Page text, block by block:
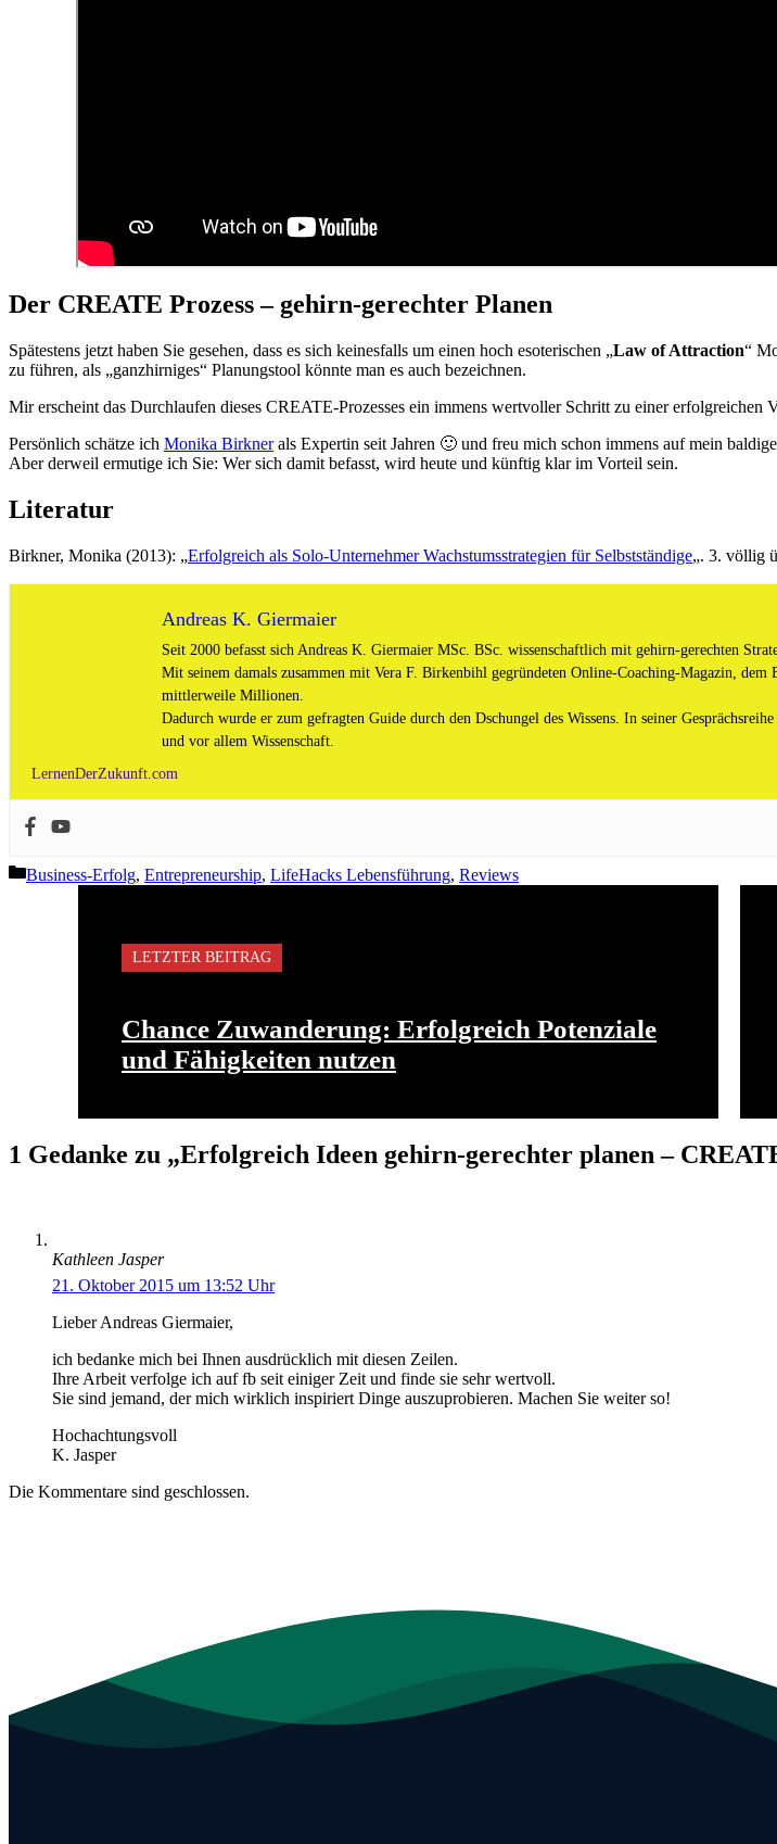
Der CREATE Prozess – gehirn-gerechter Planen
Spätestens jetzt haben Sie gesehen, dass es sich keinesfalls um einen hoch esoterischen „Law of Attraction“
zu führen, als „ganzhirniges“ Planungstool könnte man es auch bezeichnen.
Mir erscheint das Durchlaufen dieses CREATE-Prozesses ein immens wertvoller Schritt zu einer erfolgreichen
Persönlich schätze ich Monika Birknerals Expertin seit Jahren 🙂 und freu mich schon immens auf mein
Aber derweil ermutige ich Sie: Wer sich damit befasst, wird heute und künftig klar im Vorteil sein.
Literatur
Birkner, Monika (2013): „Erfolgreich als Solo-Unternehmer Wachstumsstrategien für Selbstständige„. 3. völlig
Andreas K. Giermaier
Seit 2000 befasst sich Andreas K. Giermaier MSc. BSc. wissenschaftlich mit gehirn-gerechten
Mit seinem damals zusammen mit Vera F. Birkenbihl gegründeten Online-Coaching-Magazin,
mittlerweile Millionen.
Dadurch wurde er zum gefragten Guide durch den Dschungel des Wissens. In seiner
und vor allem Wissenschaft.
LernenDerZukunft.com
Kategorien
Business-Erfolg, Entrepreneurship, LifeHacks Lebensführung, Reviews
LETZTER BEITRAG
Chance Zuwanderung: Erfolgreich Potenziale
und Fähigkeiten nutzen
1 Gedanke zu „Erfolgreich Ideen gehirn-gerechter planen –
Kathleen Jasper
21. Oktober 2015 um 13:52 Uhr
Lieber Andreas Giermaier,
ich bedanke mich bei Ihnen ausdrücklich mit diesen Zeilen.
Ihre Arbeit verfolge ich auf fb seit einiger Zeit und finde sie sehr wertvoll.
Sie sind jemand, der mich wirklich inspiriert Dinge auszuprobieren. Machen Sie weiter so!
Hochachtungsvoll
K. Jasper
Die Kommentare sind geschlossen.